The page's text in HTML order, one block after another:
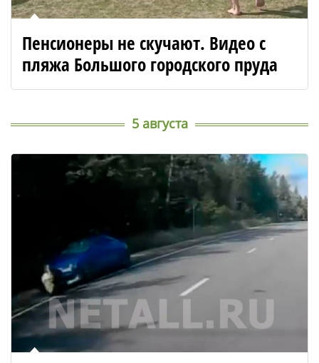
Пенсионеры не скучают. Видео с
пляжа Большого городского пруда
5 августа